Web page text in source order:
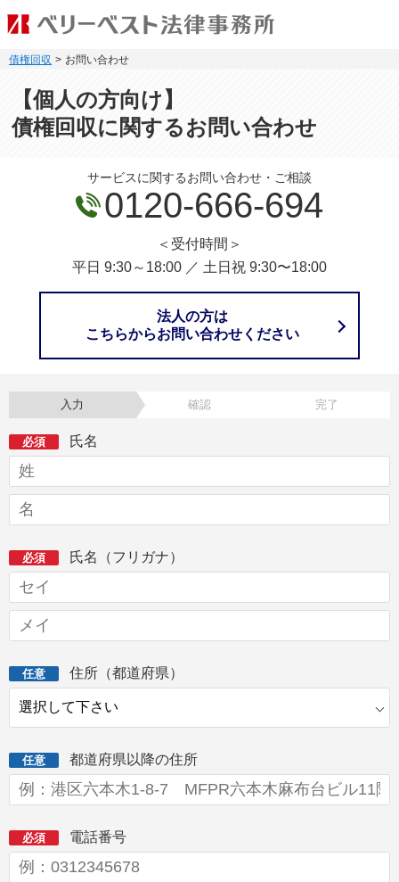
債権回収 お問い合わせ
【個人の方向け】
債権回収に関するお問い合わせ
サービスに関するお問い合わせ・ご相談
0120-666-694
＜受付時間＞
平日 9:30～18:00 ／ 土日祝 9:30〜18:00
法人の方は
こちらからお問い合わせください
入力 確認 完了
必須 氏名
必須 氏名（フリガナ）
任意 住所（都道府県）
任意 都道府県以降の住所
必須 電話番号